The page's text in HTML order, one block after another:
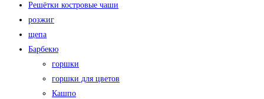
Решётки костровые чаши
розжиг
щепа
Барбекю
горшки
горшки для цветов
Кашпо